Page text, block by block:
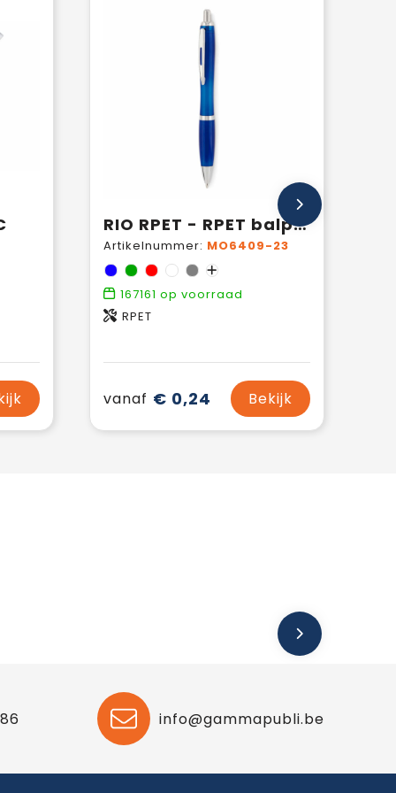
RIO RPET - RPET balpen
Artikelnummer: MO6409-23
167161 op voorraad
RPET
vanaf € 0,24 Bekijk
info@gammapubli.be